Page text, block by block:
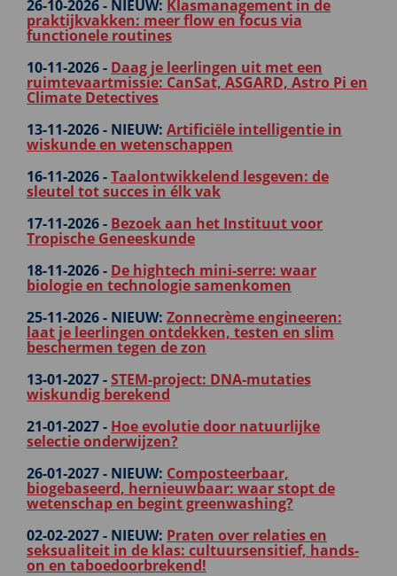
26-10-2026 - NIEUW: Klasmanagement in de
praktijkvakken: meer flow en focus via
functionele routines
10-11-2026 - Daag je leerlingen uit met een
ruimtevaartmissie: CanSat, ASGARD, Astro Pi en
Climate Detectives
13-11-2026 - NIEUW: Artificiële intelligentie in
wiskunde en wetenschappen
16-11-2026 -Taalontwikkelend lesgeven: de
sleutel tot succes in élk vak
17-11-2026 - Bezoek aan het Instituut voor
Tropische Geneeskunde
18-11-2026 - De hightech mini-serre: waar
biologie en technologie samenkomen
25-11-2026 - NIEUW: Zonnecrème engineeren:
laat je leerlingen ontdekken, testen en slim
beschermen tegen de zon
13-01-2027 -STEM-project: DNA-mutaties
wiskundig berekend
21-01-2027 - Hoe evolutie door natuurlijke
selectie onderwijzen?
26-01-2027 - NIEUW: Composteerbaar,
biogebaseerd, hernieuwbaar: waar stopt de
wetenschap en begint greenwashing?
02-02-2027 - NIEUW: Praten over relaties en
seksualiteit in de klas: cultuursensitief, hands-
on en taboedoorbrekend!